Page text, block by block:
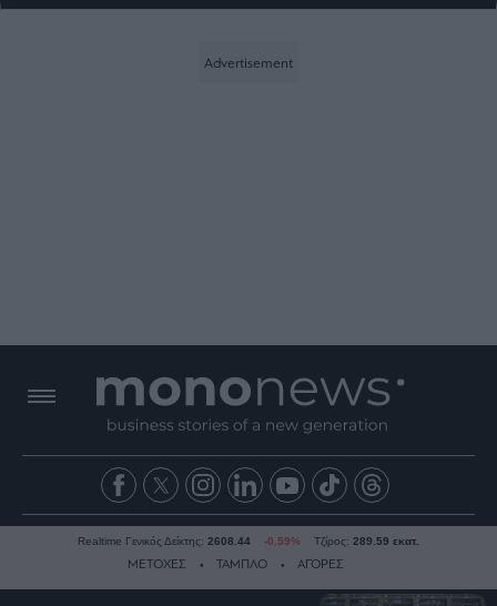
Realtime Γενικός Δείκτης: 2608.44 -0.59% Τζίρος: 289.59 εκατ.
ΜΕΤΟΧΕΣ ΤΑΜΠΛΟ ΑΓΟΡΕΣ